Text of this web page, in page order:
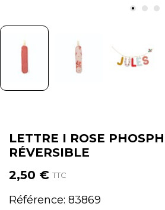
LETTRE I ROSE
RÉVERSIBLE
2,50 € TTC
Référence: 83869